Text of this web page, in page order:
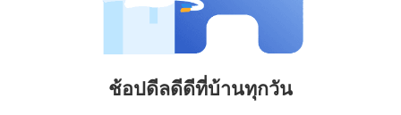
ช้อปดีลดีดีที่บ้านทุกวัน